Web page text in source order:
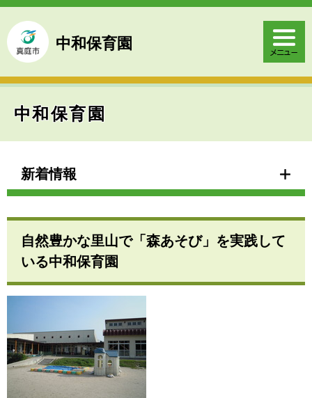
ペ
ジ
の
頭
メ
ュ
ー
飛
中和保育園
中和保育園
新着情報
自然豊かな里山で「森あそび」を実践して
いる中和保育園